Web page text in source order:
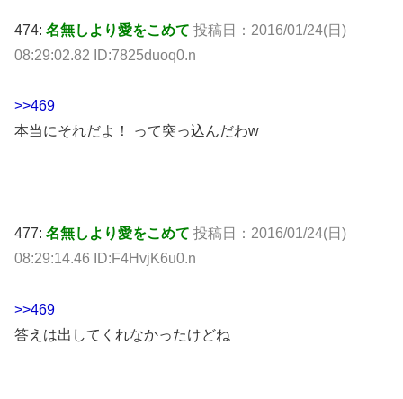
474: 名無しより愛をこめて 投稿日：2016/01/24(日)
08:29:02.82 ID:7825duoq0.n
>>469
本当にそれだよ！ って突っ込んだわw
477: 名無しより愛をこめて 投稿日：2016/01/24(日)
08:29:14.46 ID:F4HvjK6u0.n
>>469
答えは出してくれなかったけどね